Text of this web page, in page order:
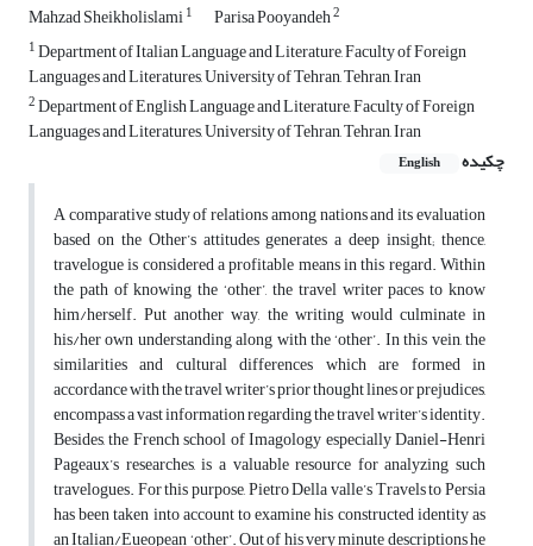
Mahzad Sheikholislami1 Parisa Pooyandeh2
1Department of Italian Language and Literature, Faculty of Foreign
Languages and Literatures, University of Tehran, Tehran, Iran
2Department of English Language and Literature, Faculty of Foreign
Languages and Literatures, University of Tehran, Tehran, Iran
چکیده
English
A comparative study of relations among nations and its evaluation
based on the Other’s attitudes generates a deep insight; thence,
travelogue is considered a profitable means in this regard. Within
the path of knowing the ‘other’, the travel writer paces to know
him/herself. Put another way, the writing would culminate in
his/her own understanding along with the ‘other’. In this vein, the
similarities and cultural differences which are formed in
accordance with the travel writer’s prior thought lines or prejudices,
encompass a vast information regarding the travel writer’s identity.
Besides, the French school of Imagology especially Daniel-Henri
Pageaux’s researches, is a valuable resource for analyzing such
travelogues. For this purpose, Pietro Della valle’s Travels to Persia
has been taken into account to examine his constructed identity as